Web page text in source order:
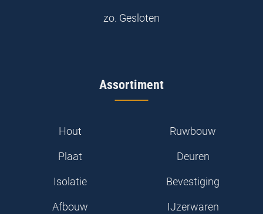
zo. Gesloten
Assortiment
Hout
Plaat
Isolatie
Afbouw
Ruwbouw
Deuren
Bevestiging
IJzerwaren